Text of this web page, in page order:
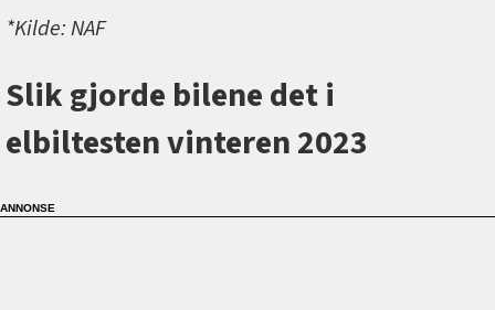
*Kilde: NAF
Slik gjorde bilene det i
elbiltesten vinteren 2023